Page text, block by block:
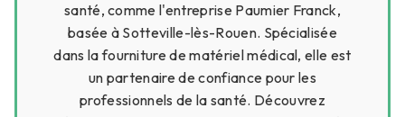
santé, comme l'entreprise Paumier Franck,
basée à Sotteville-lès-Rouen. Spécialisée
dans la fourniture de matériel médical, elle est
un partenaire de confiance pour les
professionnels de la santé. Découvrez